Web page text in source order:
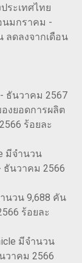
ระเทศไทย
นมกราคม -
ลดลงจากเดือน
ธันวาคม 2567
งยอดการผลิต
ร้อยละ
มีจำนวน
ธันวาคม 2566
นวน 9,688 คัน
ร้อยละ
มีจำนวน
วาคม 2566